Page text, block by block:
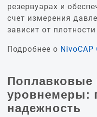
резервуарах и
счет измерения
зависит от
Подробнее о NivoCAP
уровнемеры:
надежность